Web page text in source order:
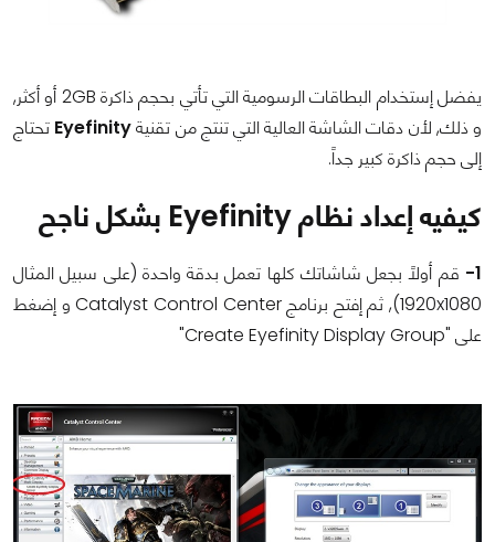
يفضل إستخدام البطاقات الرسومية التي تأتي بحجم ذاكرة 2GB أو أكثر,
و ذلك, لأن دقات الشاشة العالية التي تنتج من تقنيةEyefinity تحتاج
إلى حجم ذاكرة كبير جداً.
كيفيه إعداد نظامEyefinity بشكل ناجح
1-
قم أولاً بجعل شاشاتك كلها تعمل بدقة واحدة (على سبيل المثال
1920x1080), ثم إفتح برنامجCatalyst Control Centerو إضغط
على "Create Eyefinity Display Group
"